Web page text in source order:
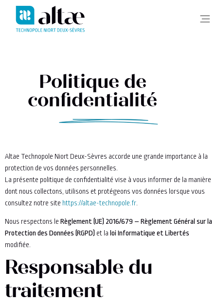
Politique de
confidentialité
Altae Technopole Niort Deux-Sèvres accorde une grande importance à la
protection de vos données personnelles.
La présente politique de confidentialité vise à vous informer de la manière
dont nous collectons, utilisons et protégeons vos données lorsque vous
consultez notre site https://altae-technopole.fr
Nous respectons le Règlement (UE) 2016/679 – Règlement Général sur la
Protection des Données (RGPD) et la loi Informatique et Libertés
modifiée.
Responsable du
traitement